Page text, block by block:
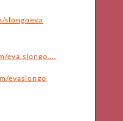
slongoeva
eva.slongo….
evaslongo